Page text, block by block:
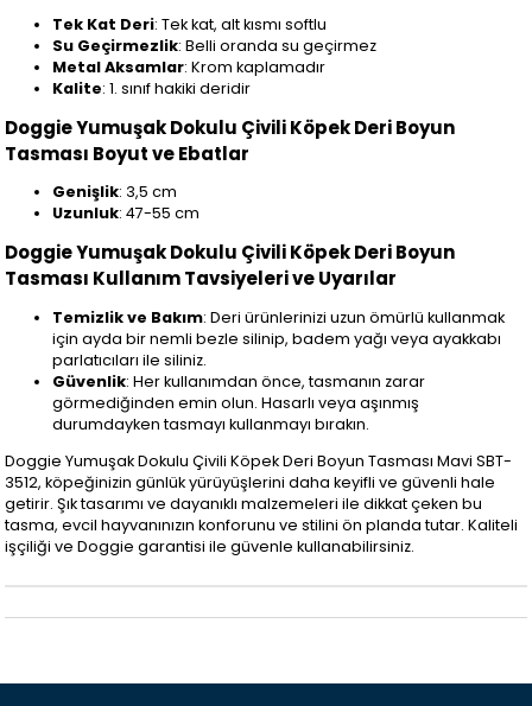
Tek Kat Deri: Tek kat, alt kısmı softlu
Su Geçirmezlik: Belli oranda su geçirmez
Metal Aksamlar: Krom kaplamadır
Kalite: 1. sınıf hakiki deridir
Doggie Yumuşak Dokulu Çivili Köpek Deri Boyun
Tasması Boyut ve Ebatlar
Genişlik: 3,5 cm
Uzunluk: 47-55 cm
Doggie Yumuşak Dokulu Çivili Köpek Deri Boyun
Tasması Kullanım Tavsiyeleri ve Uyarılar
Temizlik ve Bakım: Deri ürünlerinizi uzun ömürlü kullanmak
için ayda bir nemli bezle silinip, badem yağı veya ayakkabı
parlatıcıları ile siliniz.
Güvenlik: Her kullanımdan önce, tasmanın zarar
görmediğinden emin olun. Hasarlı veya aşınmış
durumdayken tasmayı kullanmayı bırakın.
Doggie Yumuşak Dokulu Çivili Köpek Deri Boyun Tasması Mavi SBT-
3512, köpeğinizin günlük yürüyüşlerini daha keyifli ve güvenli hale
getirir. Şık tasarımı ve dayanıklı malzemeleri ile dikkat çeken bu
tasma, evcil hayvanınızın konforunu ve stilini ön planda tutar. Kaliteli
işçiliği ve Doggie garantisi ile güvenle kullanabilirsiniz.